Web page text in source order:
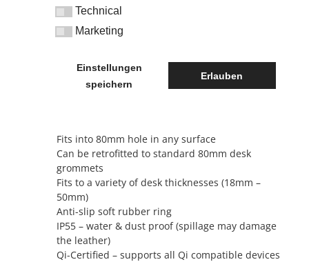
from a selection of premium leather colours
including black, light & dark brown, tan, yellow,
white.Design allows for co-branding. Available
with data connectivity for system monitoring,
analytics & over-the-air updates.
Fits into 80mm hole in any surface
Can be retrofitted to standard 80mm desk
grommets
Fits to a variety of desk thicknesses (18mm –
50mm)
Anti-slip soft rubber ring
IP55 – water & dust proof (spillage may damage
the leather)
Qi-Certified – supports all Qi compatible devices
TechnicalTechnical
MarketingMarketing
Einstellungen
speichern
Erlauben